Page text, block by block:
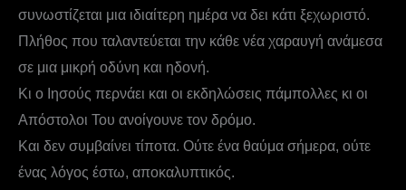
συνωστίζεται μια ιδιαίτερη ημέρα να δει κάτι ξεχωριστό.
Πλήθος που ταλαντεύεται την κάθε νέα χαραυγή ανάμεσα
σε μια μικρή οδύνη και ηδονή.
Κι ο Ιησούς περνάει και οι εκδηλώσεις πάμπολλες κι οι
Απόστολοι Του ανοίγουνε τον δρόμο.
Και δεν συμβαίνει τίποτα. Ούτε ένα θαύμα σήμερα, ούτε
ένας λόγος έστω, αποκαλυπτικός.